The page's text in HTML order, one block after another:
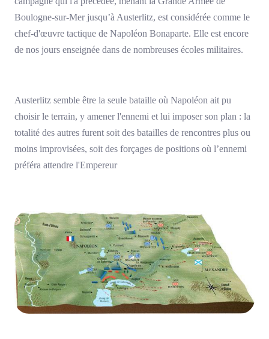
Boulogne-sur-Mer jusqu’à Austerlitz, est considérée comme le
chef-d'œuvre tactique de Napoléon Bonaparte. Elle est encore
de nos jours enseignée dans de nombreuses écoles militaires.
Austerlitz semble être la seule bataille où Napoléon ait pu
choisir le terrain, y amener l'ennemi et lui imposer son plan : la
totalité des autres furent soit des batailles de rencontres plus ou
moins improvisées, soit des forçages de positions où l’ennemi
préféra attendre l'Empereur